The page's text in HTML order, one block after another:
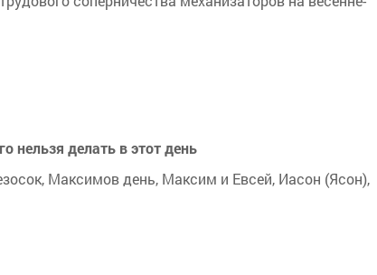
нельзя делать в этот день
Максимов день, Максим и Евсей, Иасон (Ясон),